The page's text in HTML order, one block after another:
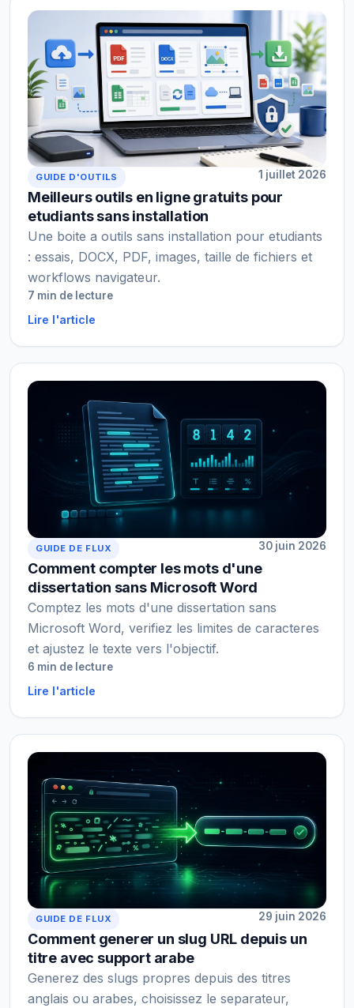
GUIDE D'OUTILS 1 juillet 2026
Meilleurs outils en ligne gratuits pour
etudiants sans installation
Une boite a outils sans installation pour etudiants
: essais, DOCX, PDF, images, taille de fichiers et
workflows navigateur.
7 min de lecture
Lire l'article
GUIDE DE FLUX 30 juin 2026
Comment compter les mots d'une
dissertation sans Microsoft Word
Comptez les mots d'une dissertation sans
Microsoft Word, verifiez les limites de caracteres
et ajustez le texte vers l'objectif.
6 min de lecture
Lire l'article
GUIDE DE FLUX 29 juin 2026
Comment generer un slug URL depuis un
titre avec support arabe
Generez des slugs propres depuis des titres
anglais ou arabes, choisissez le separateur,